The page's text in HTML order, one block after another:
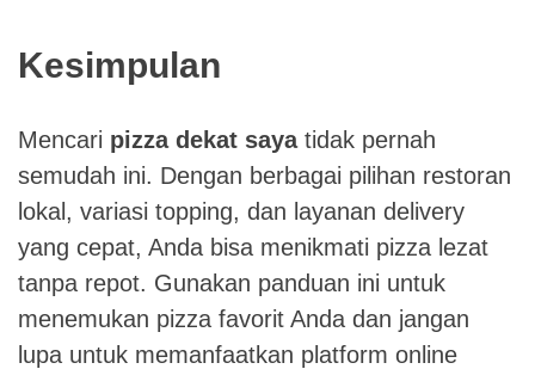
Kesimpulan
Mencari pizza dekat sayatidak pernah
semudah ini. Dengan berbagai pilihan restoran
lokal, variasi topping, dan layanan delivery
yang cepat, Anda bisa menikmati pizza lezat
tanpa repot. Gunakan panduan ini untuk
menemukan pizza favorit Anda dan jangan
lupa untuk memanfaatkan platform online